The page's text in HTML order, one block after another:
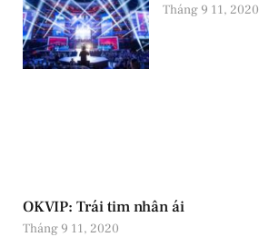
Tháng 9 11, 2020
OKVIP: Trái tim nhân ái
Tháng 9 11, 2020